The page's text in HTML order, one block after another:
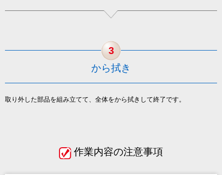
3
から拭き
取り外した部品を組み立てて、全体をから拭きして終了です。
作業内容の注意事項